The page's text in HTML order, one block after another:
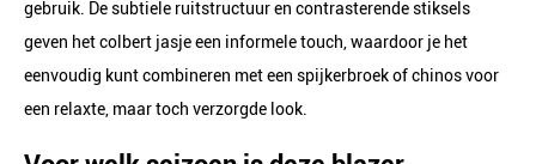
gebruik. De subtiele ruitstructuur en contrasterende stiksels
geven het colbert jasje een informele touch, waardoor je het
eenvoudig kunt combineren met een spijkerbroek of chinos voor
een relaxte, maar toch verzorgde look.